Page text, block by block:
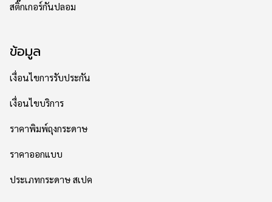
สติ๊กเกอร์กันปลอม
ข้อมูล
เงื่อนไขการรับประกัน
เงื่อนไขบริการ
ราคาพิมพ์ถุงกระดาษ
ราคาออกแบบ
ประเภทกระดาษ สเปค